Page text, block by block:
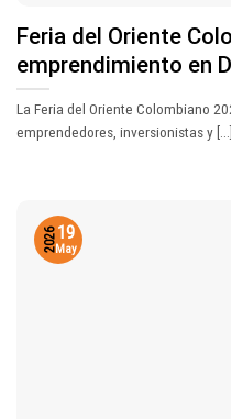
Feria del Oriente
emprendimiento en
La Feria del Oriente Colombiano
emprendedores, inversionistas y [...]
19
May
2026